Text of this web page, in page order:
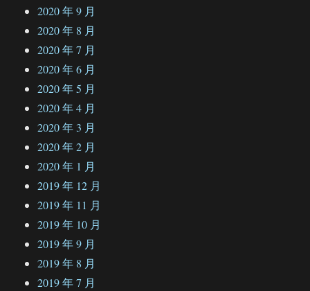
2020 年 9 月
2020 年 8 月
2020 年 7 月
2020 年 6 月
2020 年 5 月
2020 年 4 月
2020 年 3 月
2020 年 2 月
2020 年 1 月
2019 年 12 月
2019 年 11 月
2019 年 10 月
2019 年 9 月
2019 年 8 月
2019 年 7 月